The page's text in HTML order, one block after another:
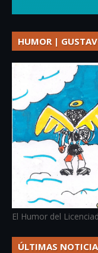
HUMOR |
El Humor del
ÚLTIMAS